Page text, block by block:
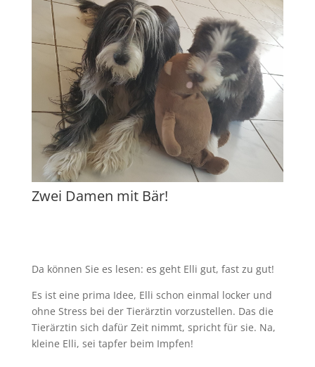
Zwei Damen mit Bär!
Da können Sie es lesen: es geht Elli gut, fast zu gut!
Es ist eine prima Idee, Elli schon einmal locker und
ohne Stress bei der Tierärztin vorzustellen. Das die
Tierärztin sich dafür Zeit nimmt, spricht für sie. Na,
kleine Elli, sei tapfer beim Impfen!